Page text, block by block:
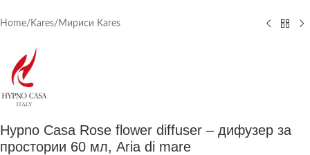
Home/ Kares/ Мириси Kares
Hypno Casa Rose flower diffuser – дифузер за
простории 60 мл, Aria di mare